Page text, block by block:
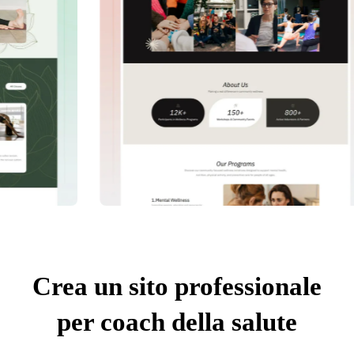
Crea un sito professionale
per coach della salute